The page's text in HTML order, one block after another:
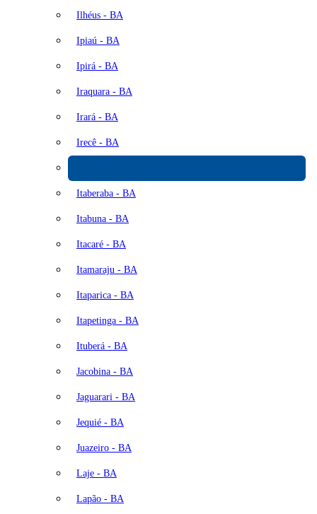
Ilhéus - BA
Ipiaú - BA
Ipirá - BA
Iraquara - BA
Irará - BA
Irecê - BA
Itaberaba - BA
Itabuna - BA
Itacaré - BA
Itamaraju - BA
Itaparica - BA
Itapetinga - BA
Ituberá - BA
Jacobina - BA
Jaguarari - BA
Jequié - BA
Juazeiro - BA
Laje - BA
Lapão - BA